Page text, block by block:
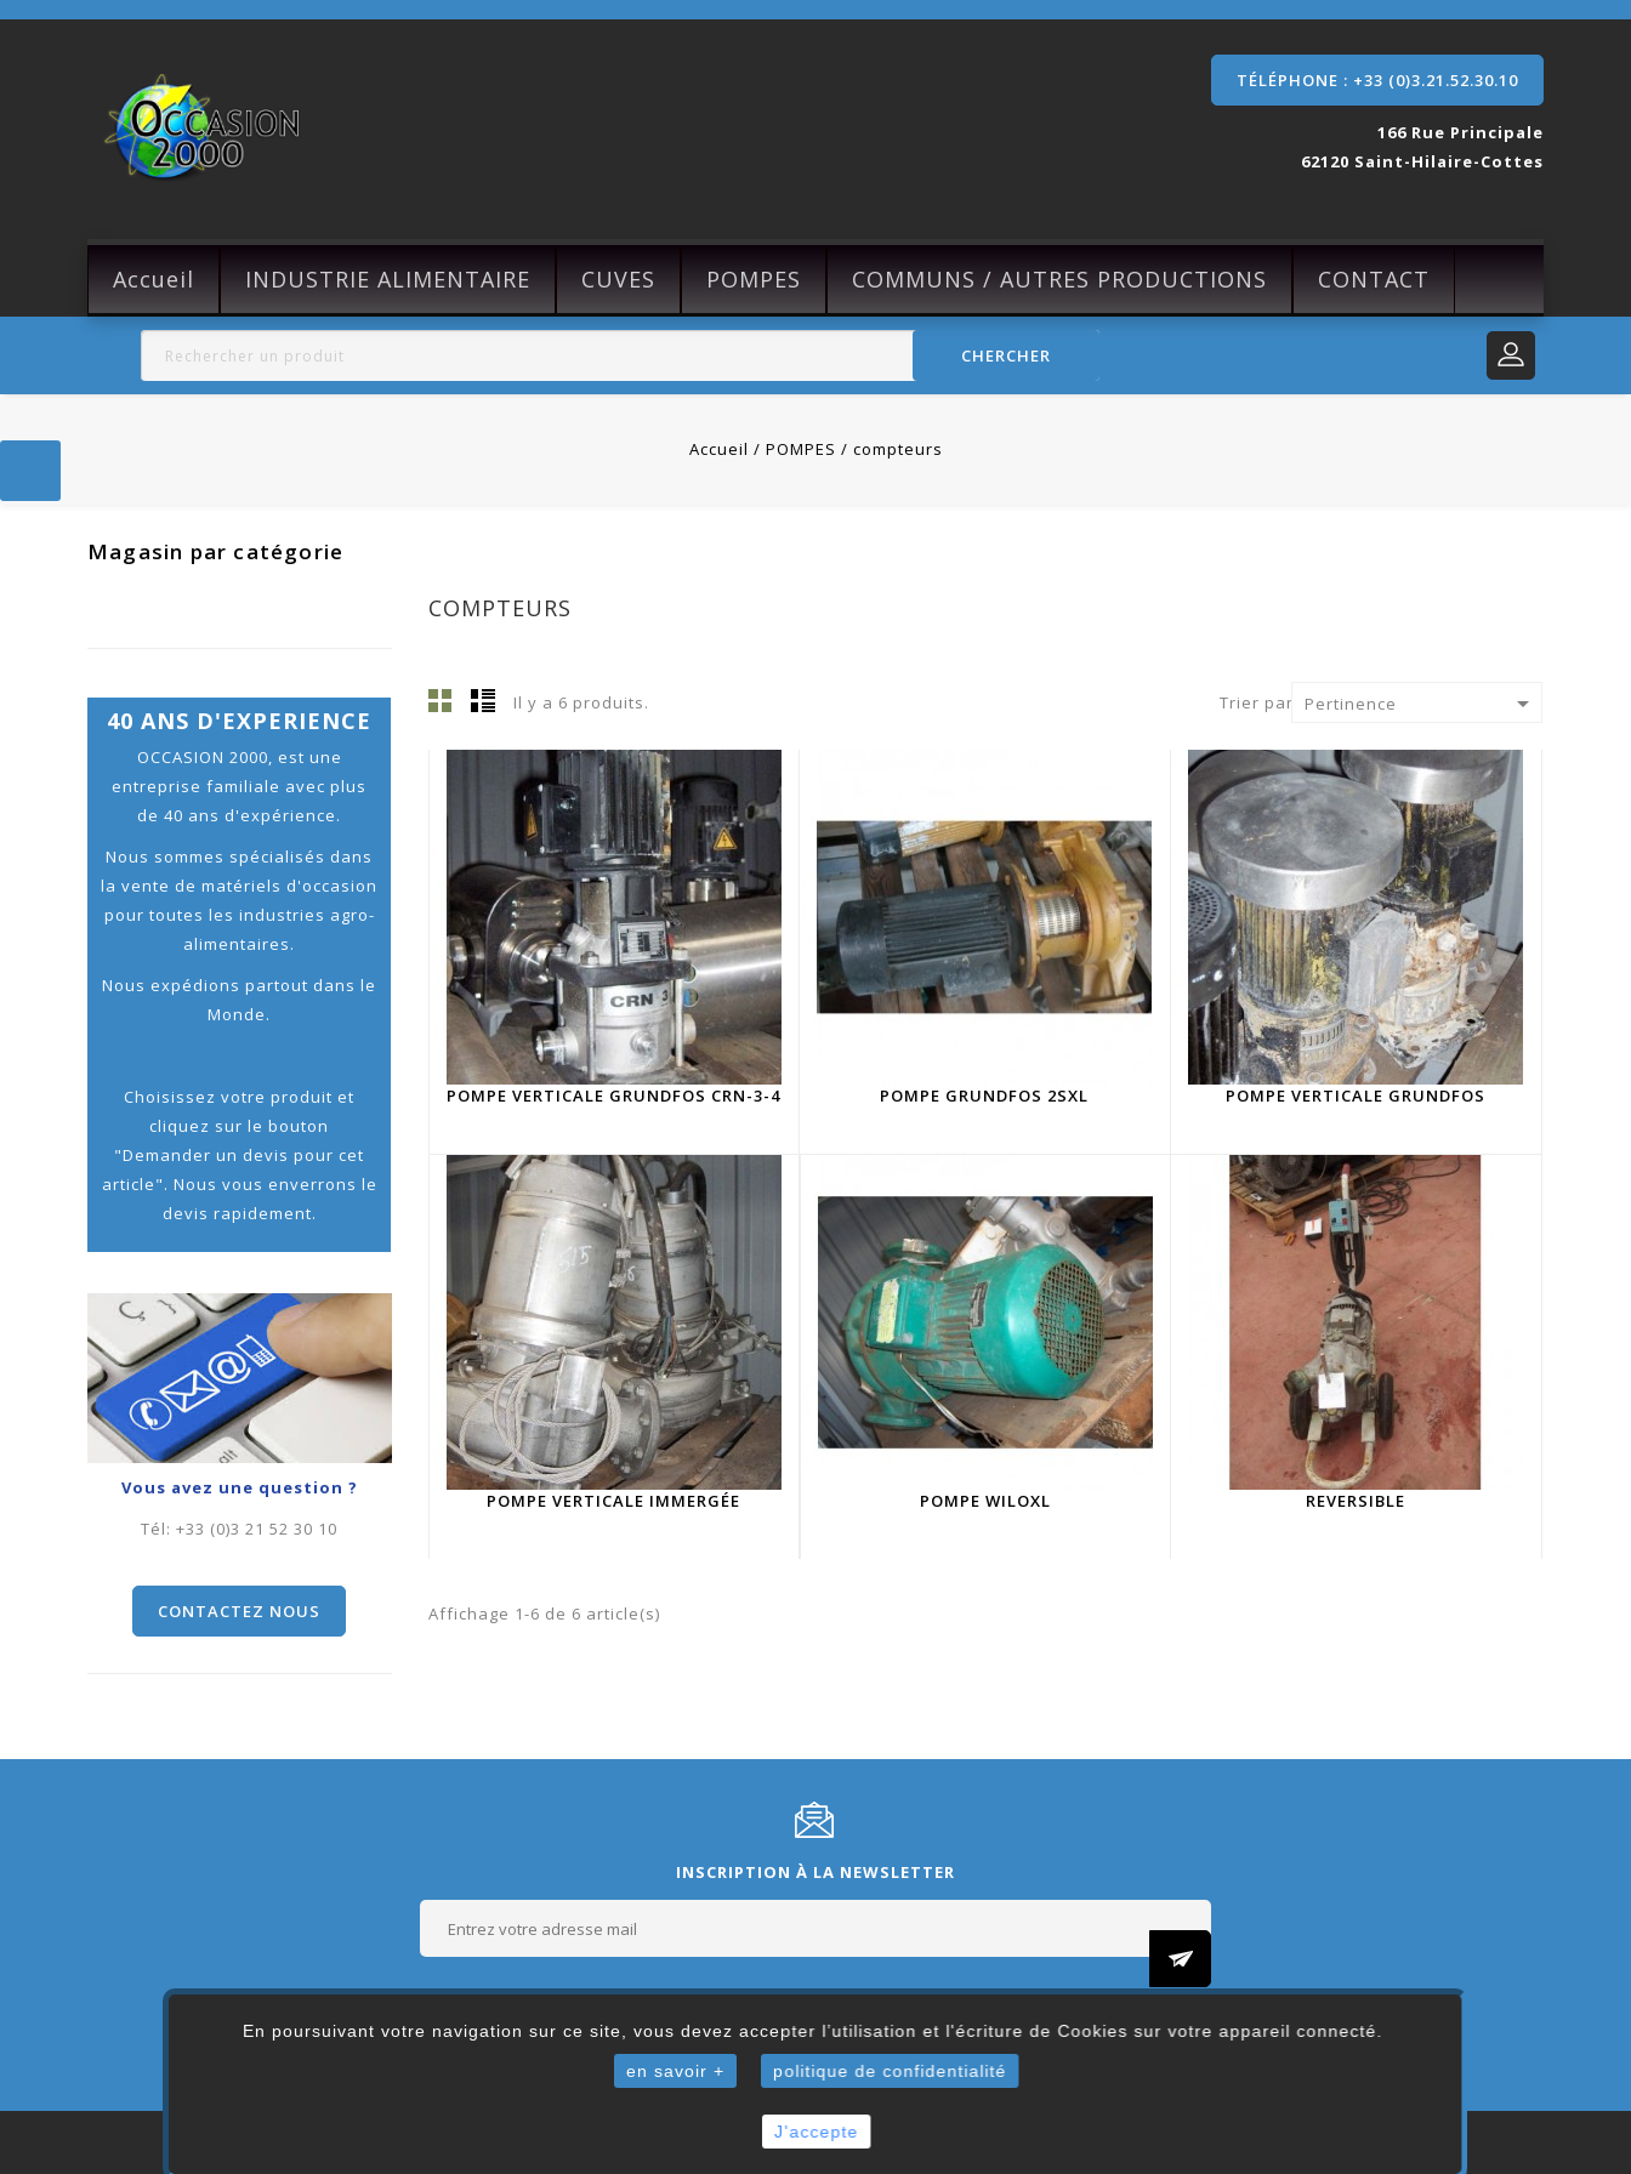
En poursuivant votre navigation sur ce site, vous devez accepter l’utilisation et l'écriture de Cookies sur votre appareil connecté.
en savoir + politique de confidentialité
J'accepte
TÉLÉPHONE : +33 (0)3.21.52.30.10
166 Rue Principale
62120 Saint-Hilaire-Cottes
Accueil INDUSTRIE ALIMENTAIRE CUVES POMPES COMMUNS / AUTRES PRODUCTIONS CONTACT
CHERCHER
Accueil POMPES compteurs
Magasin par catégorie
40 ANS D'EXPERIENCE
OCCASION 2000, est une
entreprise familiale avec plus
de 40 ans d'expérience.
Nous sommes spécialisés dans
la vente de matériels d'occasion
pour toutes les industries agro-
alimentaires.
Nous expédions partout dans le
Monde.
Choisissez votre produit et
cliquez sur le bouton
"Demander un devis pour cet
article". Nous vous enverrons le
devis rapidement.
Vous avez une question ?
Tél:+33 (0)3 21 52 30 10
CONTACTEZ NOUS
COMPTEURS
Il y a 6 produits. Trier par : Pertinence 
POMPE VERTICALE GRUNDFOS CRN-3-4 POMPE GRUNDFOS 2SXL POMPE VERTICALE GRUNDFOS
POMPE VERTICALE IMMERGÉE POMPE WILOXL REVERSIBLE
Affichage 1-6 de 6 article(s)
INSCRIPTION À LA NEWSLETTER